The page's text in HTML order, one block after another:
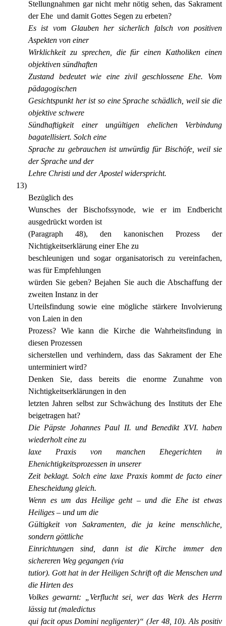
Stellungnahmen gar nicht mehr nötig sehen, das Sakrament
der Ehe und damit Gottes Segen zu erbeten?
Es ist vom Glauben her sicherlich falsch von positiven
Aspekten von einer
Wirklichkeit zu sprechen, die für einen Katholiken einen
objektiven sündhaften
Zustand bedeutet wie eine zivil geschlossene Ehe. Vom
pädagogischen
Gesichtspunkt her ist so eine Sprache schädlich, weil sie die
objektive schwere
Sündhaftigkeit einer ungültigen ehelichen Verbindung
bagatellisiert. Solch eine
Sprache zu gebrauchen ist unwürdig für Bischöfe, weil sie
der Sprache und der
Lehre Christi und der Apostel widerspricht.
13)
Bezüglich des
Wunsches der Bischofssynode, wie er im Endbericht
ausgedrückt worden ist
(Paragraph 48), den kanonischen Prozess der
Nichtigkeitserklärung einer Ehe zu
beschleunigen und sogar organisatorisch zu vereinfachen,
was für Empfehlungen
würden Sie geben? Bejahen Sie auch die Abschaffung der
zweiten Instanz in der
Urteilsfindung sowie eine mögliche stärkere Involvierung
von Laien in den
Prozess? Wie kann die Kirche die Wahrheitsfindung in
diesen Prozessen
sicherstellen und verhindern, dass das Sakrament der Ehe
unterminiert wird?
Denken Sie, dass bereits die enorme Zunahme von
Nichtigkeitserklärungen in den
letzten Jahren selbst zur Schwächung des Instituts der Ehe
beigetragen hat?
Die Päpste Johannes Paul II. und Benedikt XVI. haben
wiederholt eine zu
laxe Praxis von manchen Ehegerichten in
Ehenichtigkeitsprozessen in unserer
Zeit beklagt. Solch eine laxe Praxis kommt de facto einer
Ehescheidung gleich.
Wenn es um das Heilige geht – und die Ehe ist etwas
Heiliges – und um die
Gültigkeit von Sakramenten, die ja keine menschliche,
sondern göttliche
Einrichtungen sind, dann ist die Kirche immer den
sichereren Weg gegangen (via
tutior). Gott hat in der Heiligen Schrift oft die Menschen und
die Hirten des
Volkes gewarnt: „Verflucht sei, wer das Werk des Herrn
lässig tut (maledictus
qui facit opus Domini negligenter)“ (Jer 48, 10). Als positiv